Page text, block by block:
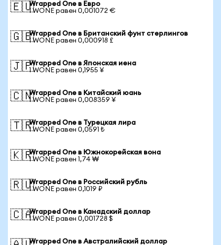
🇪🇺Wrapped One в Евро
1 WONE равен 0,001072 €
🇬🇧Wrapped One в Британский фунт стерлингов
1 WONE равен 0,000918 £
🇯🇵Wrapped One в Японская иена
1 WONE равен 0,1955 ¥
🇨🇳Wrapped One в Китайский юань
1 WONE равен 0,008359 ¥
🇹🇷Wrapped One в Турецкая лира
1 WONE равен 0,0591 ₺
🇰🇷Wrapped One в Южнокорейская вона
1 WONE равен 1,74 ₩
🇷🇺Wrapped One в Российский рубль
1 WONE равен 0,1019 ₽
🇨🇦Wrapped One в Канадский доллар
1 WONE равен 0,001728 $
Wrapped One в Австралийский доллар